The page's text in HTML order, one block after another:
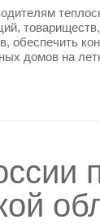
обеспечить
домов на